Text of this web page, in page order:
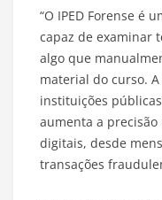
“O IPED Forense é
capaz de examinar
algo que
material do curso.
instituições
aumenta a
digitais, desde
transações